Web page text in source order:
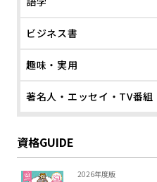
ビジネス書
趣味・実用
著名人・エッセイ・TV番組
資格GUIDE
2026年度版